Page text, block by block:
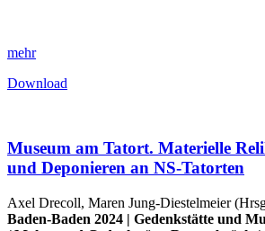
mehr
Download
Museum am Tatort. Materielle
und Deponieren an NS-Tatorten
Axel Drecoll, Maren Jung-Diestelmeier
Baden-Baden 2024 | Gedenkstätte und